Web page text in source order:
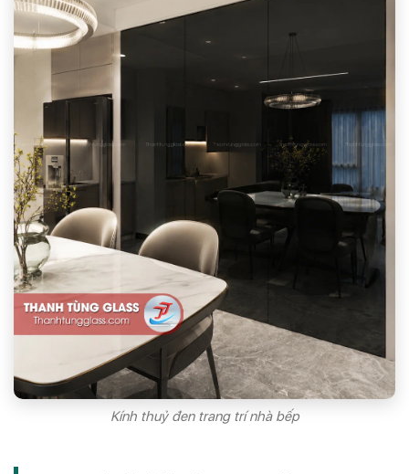
Kính thuỷ đen trang trí nhà bếp